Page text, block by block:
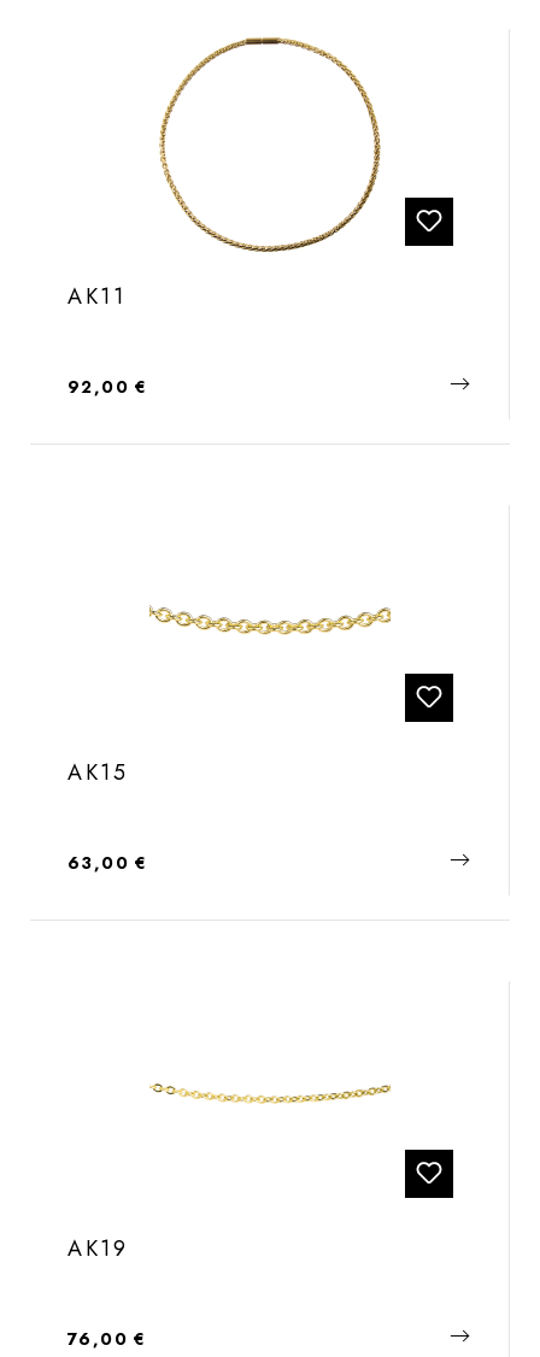
AK11
Regulärer Preis:
92,00 €
AK15
Regulärer Preis:
63,00 €
AK19
Regulärer Preis:
76,00 €